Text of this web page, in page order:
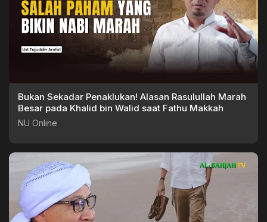
Bukan Sekadar Penaklukan! Alasan Rasulullah Marah
Besar pada Khalid bin Walid saat Fathu Makkah
NU Online